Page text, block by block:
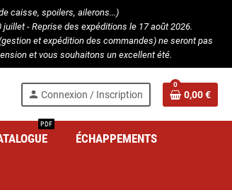
caisse, spoilers, ailerons...)
- Reprise des expéditions le 17 août 2026.
et expédition des commandes) ne seront pas
et vous souhaitons un excellent été.
person Connexion / Inscription
0
0,00 €
PDF
ÉCHAPPEMENTS